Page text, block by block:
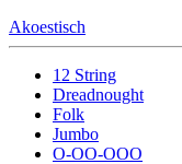
Akoestisch
12 String
Dreadnought
Folk
Jumbo
O-OO-OOO